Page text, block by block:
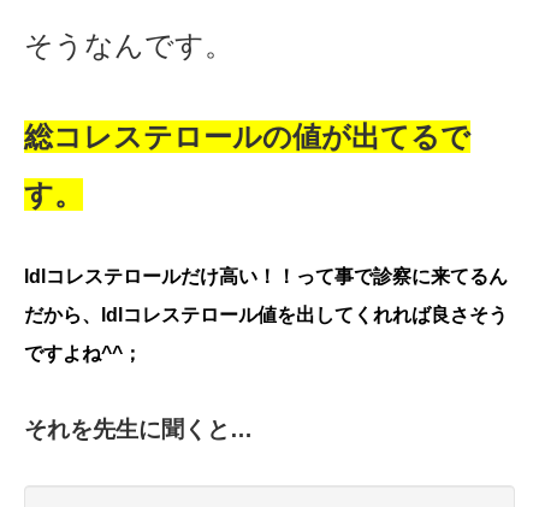
そうなんです。
総コレステロールの値が出てるで
す。
ldlコレステロールだけ高い！！って事で診察に来てるん
だから、ldlコレステロール値を出してくれれば良さそう
ですよね^^；
それを先生に聞くと…